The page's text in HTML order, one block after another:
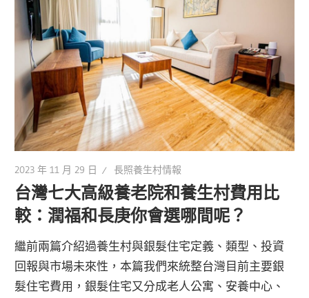
2023 年 11 月 29 日 長照養生村情報
台灣七大高級養老院和養生村費用比
較：潤福和長庚你會選哪間呢？
繼前兩篇介紹過養生村與銀髮住宅定義、類型、投資
回報與市場未來性，本篇我們來統整台灣目前主要銀
髮住宅費用，銀髮住宅又分成老人公寓、安養中心、